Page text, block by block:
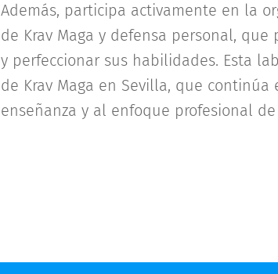
Además, participa activamente en la
de Krav Maga y defensa personal,
y perfeccionar sus habilidades. Esta
de Krav Maga en Sevilla, que
enseñanza y al enfoque profesional